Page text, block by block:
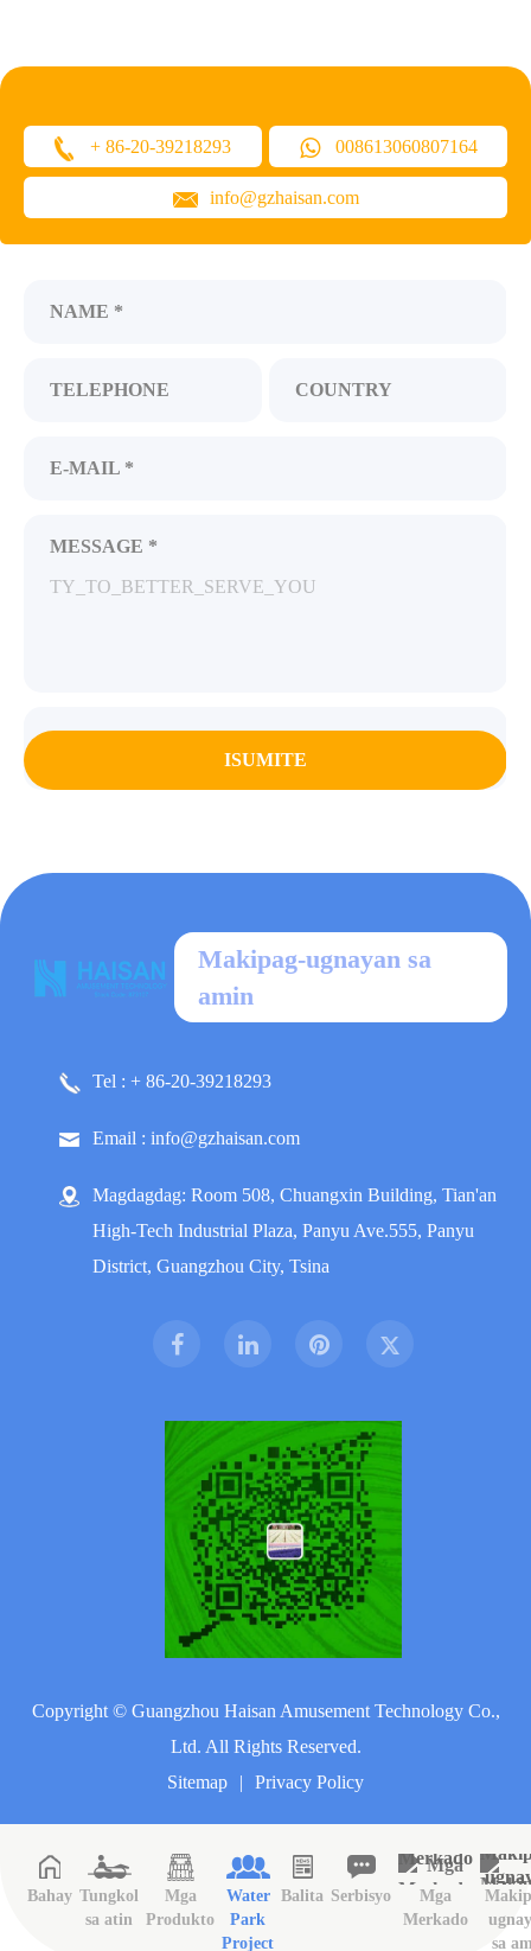
+ 86-20-39218293 008613060807164
info@gzhaisan.com
NAME *
TELEPHONE COUNTRY
E-MAIL *
MESSAGE *
ISUMITE
Makipag-ugnayan sa
amin
Tel : + 86-20-39218293
Email : info@gzhaisan.com
Magdagdag: Room 508, Chuangxin Building, Tian'an
High-Tech Industrial Plaza, Panyu Ave.555, Panyu
District, Guangzhou City, Tsina
Copyright © Guangzhou Haisan Amusement Technology Co.,
Ltd. All Rights Reserved.
Sitemap
| Privacy Policy
Bahay Tungkol
sa atin
Mga
Produkto
Water
Park
Project
Balita Serbisyo
Mga
Merkado
sa